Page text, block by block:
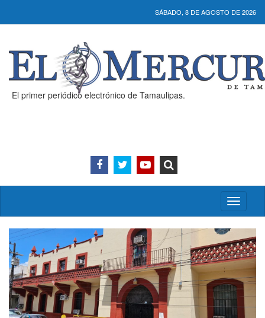
SÁBADO, 8 DE AGOSTO DE 2026
El primer periódico electrónico de Tamaulipas.
Activar/
menú